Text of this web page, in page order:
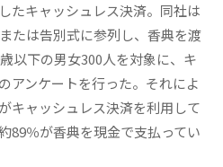
たキャッシュレス決済。同社は
たは告別式に参列し、香典を渡
以下の男女300人を対象に、キ
アンケートを行った。それによ
キャッシュレス決済を利用して
89％が香典を現金で支払ってい